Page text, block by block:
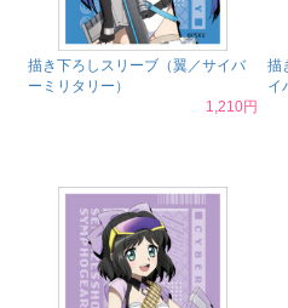
描き下ろしスリーブ（翼／サイバ
ーミリタリー）
1,210円
描
イ